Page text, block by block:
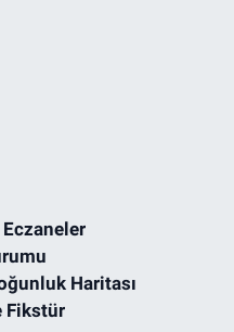
Haritası
Fikstür